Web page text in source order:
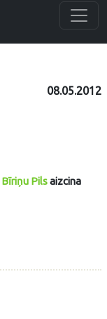
08.05.2012
Bīriņu Pilsaizcina